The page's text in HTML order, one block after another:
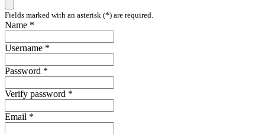
Fields marked with an asterisk (*) are required.
Name *
Username *
Password *
Verify password *
Email *